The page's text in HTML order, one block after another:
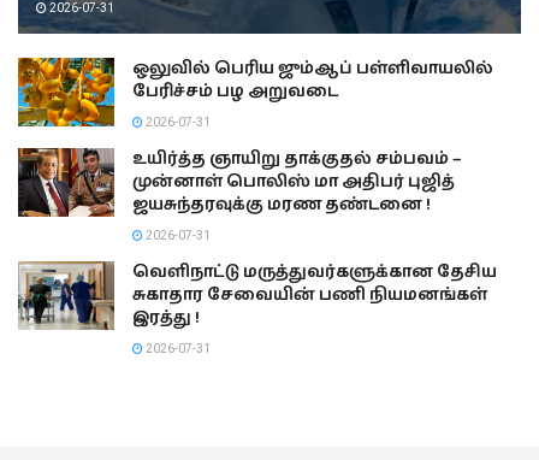
2026-07-31
ஒலுவில் பெரிய ஜும்ஆப் பள்ளிவாயலில்
பேரிச்சம் பழ அறுவடை
2026-07-31
உயிர்த்த ஞாயிறு தாக்குதல் சம்பவம் –
முன்னாள் பொலிஸ் மா அதிபர் புஜித்
ஜயசுந்தரவுக்கு மரண தண்டனை !
2026-07-31
வெளிநாட்டு மருத்துவர்களுக்கான தேசிய
சுகாதார சேவையின் பணி நியமனங்கள்
இரத்து !
2026-07-31